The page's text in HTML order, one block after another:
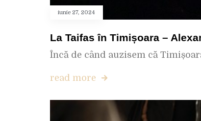
iunie 27, 2024
La Taifas în Timișoara –
Încă de când auzisem că
read more